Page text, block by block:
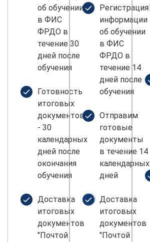
об обучении
в ФИС
ФРДО в
течение 30
дней после
обучения
Готовность
итоговых
документов
- 30
календарных
дней после
окончания
обучения
Доставка
итоговых
документов
"Почтой
Регистрация
информации
об обучении
в ФИС
ФРДО в
течение 14
дней после
обучения
Отправим
готовые
документы
в течение 14
календарных
дней
Доставка
итоговых
документов
"Почтой